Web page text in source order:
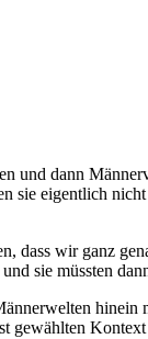
dann
eigentlich
dass wir ganz
sie müssten
gewählten